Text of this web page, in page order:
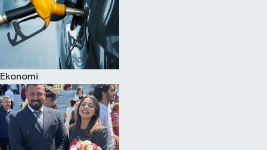
Ekonomi